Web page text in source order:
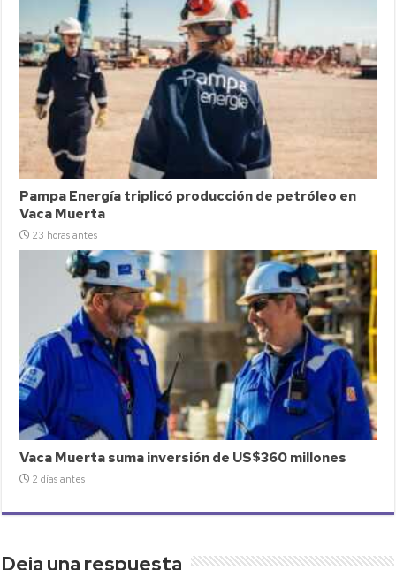
Pampa Energía triplicó producción de petróleo en
Vaca Muerta
23 horas antes
Vaca Muerta suma inversión de US$360 millones
2 días antes
Deja una respuesta